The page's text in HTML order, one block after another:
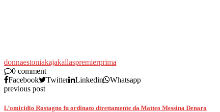
donnaestoniakajakallaspremierprima
0 comment
Facebook
Twitter Linkedin
Whatsapp
previous post
L’omicidio Rostagno fu ordinato direttamente da Matteo Messina Denaro